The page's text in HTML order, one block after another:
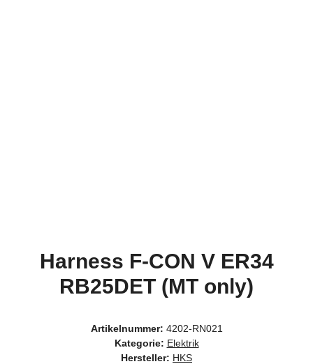
Harness F-CON V ER34
RB25DET (MT only)
Artikelnummer: 4202-RN021
Kategorie: Elektrik
Hersteller: HKS